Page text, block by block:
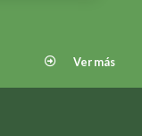
Ver más